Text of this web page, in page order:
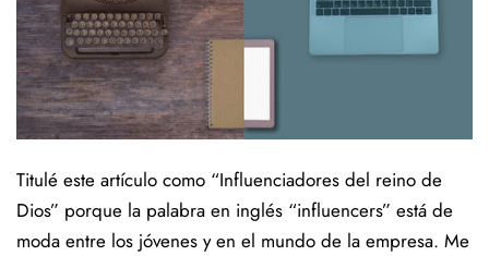
Titulé este artículo como “Influenciadores del reino de
Dios” porque la palabra en inglés “influencers” está de
moda entre los jóvenes y en el mundo de la empresa. Me